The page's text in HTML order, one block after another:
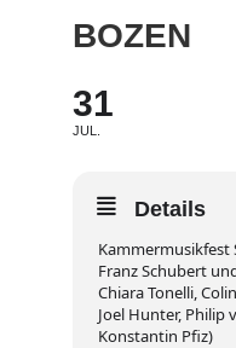
BOZEN
31
JUL.
Details
Kammermusikfest
Franz Schubert
Chiara Tonelli,
Joel Hunter, Philip
Konstantin Pfiz)